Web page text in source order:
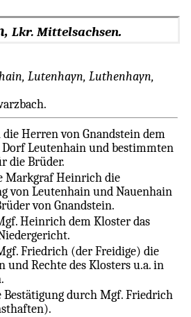
Lkr. Mittelsachsen.
Lutenhayn, Luthenhayn,
Herren von Gnandstein dem
Dorf Leutenhain und bestimmten
die Brüder.
Markgraf Heinrich die
von Leutenhain und Nauenhain
von Gnandstein.
Heinrich dem Kloster das
Friedrich (der Freidige) die
und Rechte des Klosters u.a. in
Bestätigung durch Mgf. Friedrich